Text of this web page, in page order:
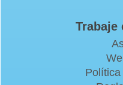
Trabaje